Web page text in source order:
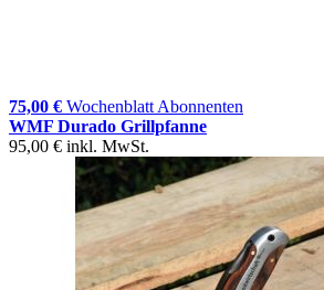
75,00 € Wochenblatt Abonnenten
WMF Durado Grillpfanne
95,00 € inkl. MwSt.